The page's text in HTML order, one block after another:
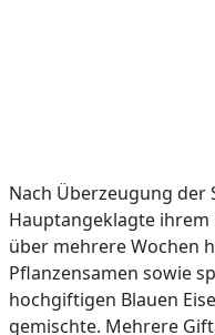
Nach Überzeugung
Hauptangeklagte
über mehrere Wochen
Pflanzensamen sowie
hochgiftigen Blauen
gemischte. Mehrere